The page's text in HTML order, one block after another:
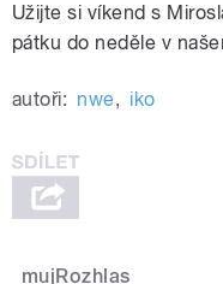
Užijte si víkend s
pátku do neděle v
autoři: nwe, iko
mujRozhlas